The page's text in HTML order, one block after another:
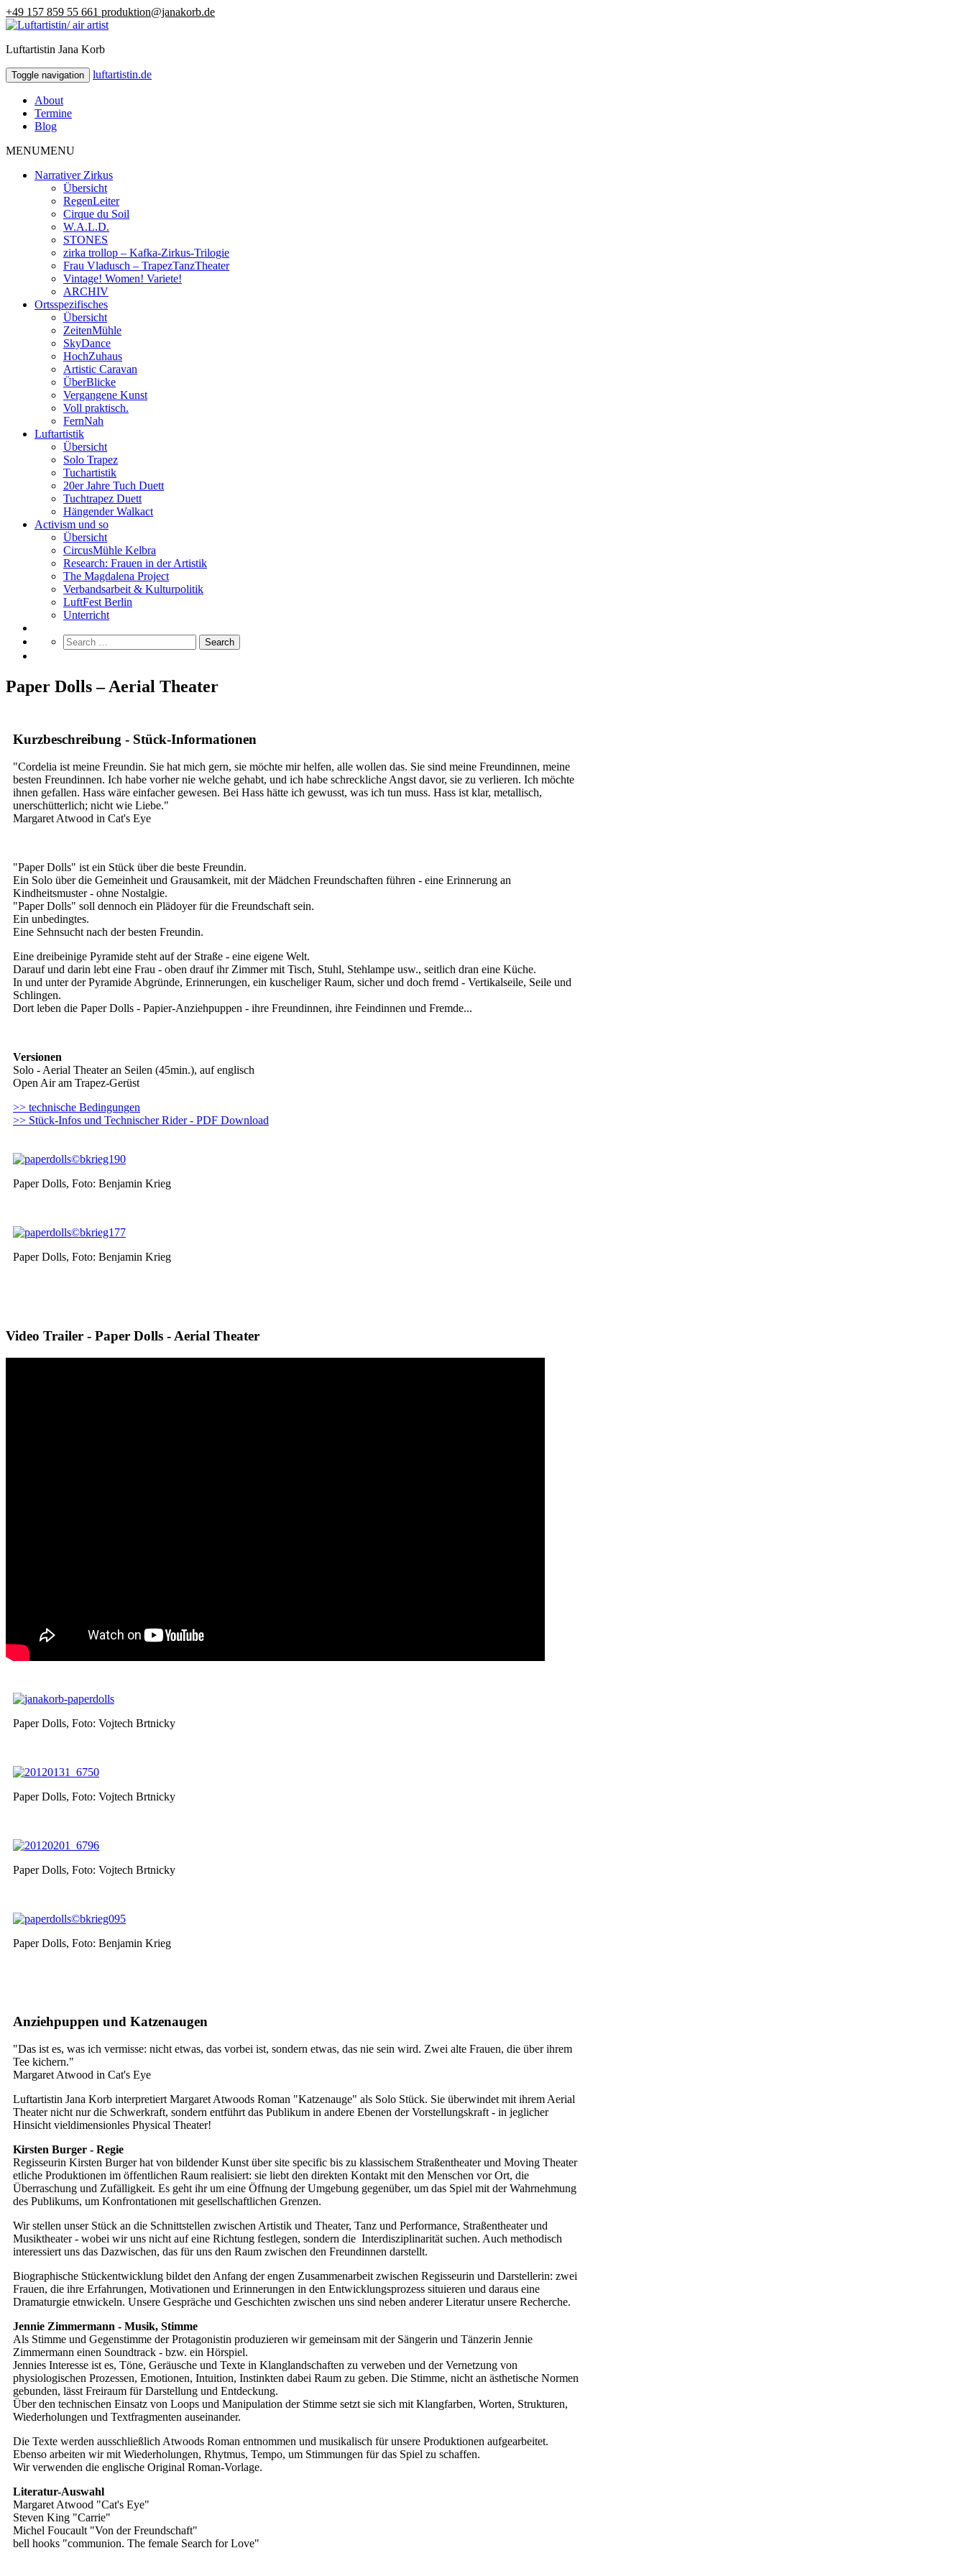
+49 157 859 55 661 produktion@janakorb.de
luftartistin.de
Luftartistin Jana Korb
Toggle navigation luftartistin.de
About
Termine
Blog
MENUMENU
Narrativer Zirkus
Übersicht
RegenLeiter
Cirque du Soil
W.A.L.D.
STONES
zirka trollop – Kafka-Zirkus-Trilogie
Frau Vladusch – TrapezTanzTheater
Vintage! Women! Variete!
ARCHIV
Ortsspezifisches
Übersicht
ZeitenMühle
SkyDance
HochZuhaus
Artistic Caravan
ÜberBlicke
Vergangene Kunst
Voll praktisch.
FernNah
Luftartistik
Übersicht
Solo Trapez
Tuchartistik
20er Jahre Tuch Duett
Tuchtrapez Duett
Hängender Walkact
Activism und so
Übersicht
CircusMühle Kelbra
Research: Frauen in der Artistik
The Magdalena Project
Verbandsarbeit & Kulturpolitik
LuftFest Berlin
Unterricht
Paper Dolls – Aerial Theater
Kurzbeschreibung - Stück-Informationen
"Cordelia ist meine Freundin. Sie hat mich gern, sie möchte mir helfen, alle wollen das. Sie sind meine Freundinnen, meine
besten Freundinnen. Ich habe vorher nie welche gehabt, und ich habe schreckliche Angst davor, sie zu verlieren. Ich möchte
ihnen gefallen. Hass wäre einfacher gewesen. Bei Hass hätte ich gewusst, was ich tun muss. Hass ist klar, metallisch,
unerschütterlich; nicht wie Liebe."
Margaret Atwood in Cat's Eye
"Paper Dolls" ist ein Stück über die beste Freundin.
Ein Solo über die Gemeinheit und Grausamkeit, mit der Mädchen Freundschaften führen - eine Erinnerung an
Kindheitsmuster - ohne Nostalgie.
"Paper Dolls" soll dennoch ein Plädoyer für die Freundschaft sein.
Ein unbedingtes.
Eine Sehnsucht nach der besten Freundin.
Eine dreibeinige Pyramide steht auf der Straße - eine eigene Welt.
Darauf und darin lebt eine Frau - oben drauf ihr Zimmer mit Tisch, Stuhl, Stehlampe usw., seitlich dran eine Küche.
In und unter der Pyramide Abgründe, Erinnerungen, ein kuscheliger Raum, sicher und doch fremd - Vertikalseile, Seile und
Schlingen.
Dort leben die Paper Dolls - Papier-Anziehpuppen - ihre Freundinnen, ihre Feindinnen und Fremde...
Versionen
Solo - Aerial Theater an Seilen (45min.), auf englisch
Open Air am Trapez-Gerüst
>> technische Bedingungen
>> Stück-Infos und Technischer Rider - PDF Download
Paper Dolls, Foto: Benjamin Krieg
Paper Dolls, Foto: Benjamin Krieg
Video Trailer - Paper Dolls - Aerial Theater
Paper Dolls, Foto: Vojtech Brtnicky
Paper Dolls, Foto: Vojtech Brtnicky
Paper Dolls, Foto: Vojtech Brtnicky
Paper Dolls, Foto: Benjamin Krieg
Anziehpuppen und Katzenaugen
"Das ist es, was ich vermisse: nicht etwas, das vorbei ist, sondern etwas, das nie sein wird. Zwei alte Frauen, die über ihrem
Tee kichern."
Margaret Atwood in Cat's Eye
Luftartistin Jana Korb interpretiert Margaret Atwoods Roman "Katzenauge" als Solo Stück. Sie überwindet mit ihrem Aerial
Theater nicht nur die Schwerkraft, sondern entführt das Publikum in andere Ebenen der Vorstellungskraft - in jeglicher
Hinsicht vieldimensionles Physical Theater!
Kirsten Burger - Regie
Regisseurin Kirsten Burger hat von bildender Kunst über site specific bis zu klassischem Straßentheater und Moving Theater
etliche Produktionen im öffentlichen Raum realisiert: sie liebt den direkten Kontakt mit den Menschen vor Ort, die
Überraschung und Zufälligkeit. Es geht ihr um eine Öffnung der Umgebung gegenüber, um das Spiel mit der Wahrnehmung
des Publikums, um Konfrontationen mit gesellschaftlichen Grenzen.
Wir stellen unser Stück an die Schnittstellen zwischen Artistik und Theater, Tanz und Performance, Straßentheater und
Musiktheater - wobei wir uns nicht auf eine Richtung festlegen, sondern die Interdisziplinarität suchen. Auch methodisch
interessiert uns das Dazwischen, das für uns den Raum zwischen den Freundinnen darstellt.
Biographische Stückentwicklung bildet den Anfang der engen Zusammenarbeit zwischen Regisseurin und Darstellerin: zwei
Frauen, die ihre Erfahrungen, Motivationen und Erinnerungen in den Entwicklungsprozess situieren und daraus eine
Dramaturgie etnwickeln. Unsere Gespräche und Geschichten zwischen uns sind neben anderer Literatur unsere Recherche.
Jennie Zimmermann - Musik, Stimme
Als Stimme und Gegenstimme der Protagonistin produzieren wir gemeinsam mit der Sängerin und Tänzerin Jennie
Zimmermann einen Soundtrack - bzw. ein Hörspiel.
Jennies Interesse ist es, Töne, Geräusche und Texte in Klanglandschaften zu verweben und der Vernetzung von
physiologischen Prozessen, Emotionen, Intuition, Instinkten dabei Raum zu geben. Die Stimme, nicht an ästhetische Normen
gebunden, lässt Freiraum für Darstellung und Entdeckung.
Über den technischen Einsatz von Loops und Manipulation der Stimme setzt sie sich mit Klangfarben, Worten, Strukturen,
Wiederholungen und Textfragmenten auseinander.
Die Texte werden ausschließlich Atwoods Roman entnommen und musikalisch für unsere Produktionen aufgearbeitet.
Ebenso arbeiten wir mit Wiederholungen, Rhytmus, Tempo, um Stimmungen für das Spiel zu schaffen.
Wir verwenden die englische Original Roman-Vorlage.
Literatur-Auswahl
Margaret Atwood "Cat's Eye"
Steven King "Carrie"
Michel Foucault "Von der Freundschaft"
bell hooks "communion. The female Search for Love"